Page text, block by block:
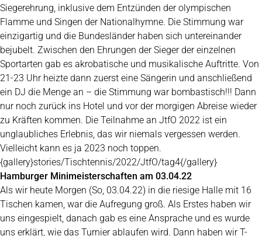
Siegerehrung, inklusive dem Entzünden der olympischen
Flamme und Singen der Nationalhymne. Die Stimmung war
einzigartig und die Bundesländer haben sich untereinander
bejubelt. Zwischen den Ehrungen der Sieger der einzelnen
Sportarten gab es akrobatische und musikalische Auftritte. Von
21-23 Uhr heizte dann zuerst eine Sängerin und anschließend
ein DJ die Menge an – die Stimmung war bombastisch!!! Dann
nur noch zurück ins Hotel und vor der morgigen Abreise wieder
zu Kräften kommen. Die Teilnahme an JtfO 2022 ist ein
unglaubliches Erlebnis, das wir niemals vergessen werden.
Vielleicht kann es ja 2023 noch toppen.
{gallery}stories/Tischtennis/2022/JtfO/tag4{/gallery}
Hamburger Minimeisterschaften am 03.04.22
Als wir heute Morgen (So, 03.04.22) in die riesige Halle mit 16
Tischen kamen, war die Aufregung groß. Als Erstes haben wir
uns eingespielt, danach gab es eine Ansprache und es wurde
uns erklärt, wie das Turnier ablaufen wird. Dann haben wir T-